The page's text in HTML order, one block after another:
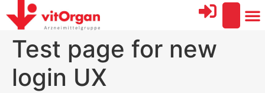
Test page for new
login UX